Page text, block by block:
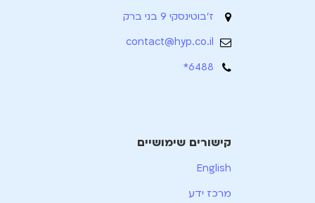
ז'בוטינסקי 9 בני ברק
contact@hyp.co.il
6488*
קישורים שימושיים
English
מרכז ידע